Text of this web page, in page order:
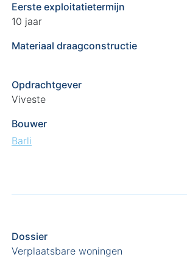
Eerste exploitatietermijn
10 jaar
Materiaal draagconstructie
Opdrachtgever
Viveste
Bouwer
Barli
Dossier
Verplaatsbare woningen